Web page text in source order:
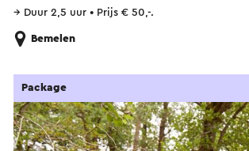
→ Duur 2,5 uur • Prijs € 50,-.
Bemelen
Package